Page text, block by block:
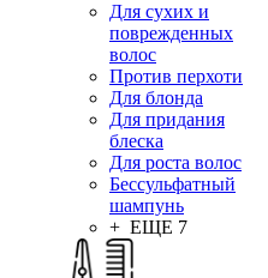
Для сухих и
поврежденных
волос
Против перхоти
Для блонда
Для придания
блеска
Для роста волос
Бессульфатный
шампунь
+ ЕЩЕ 7